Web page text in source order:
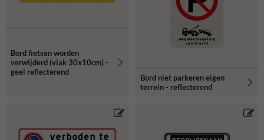
Bord fietsen worden
verwijderd (vlak 30x10cm) -
geel reflecterend
Bord niet parkeren eigen
terrein - reflecterend